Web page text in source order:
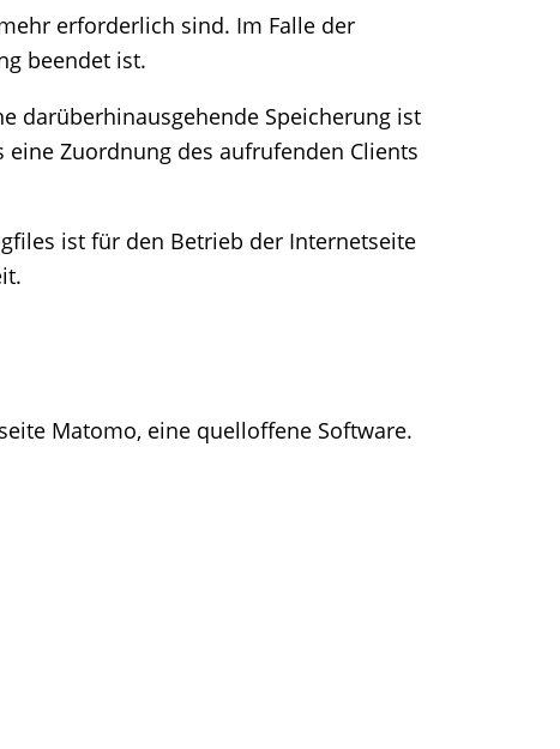
erforderlich sind. Im Falle der
beendet ist.
darüberhinausgehende Speicherung ist
Zuordnung des aufrufenden Clients
ist für den Betrieb der Internetseite
Matomo, eine quelloffene Software.